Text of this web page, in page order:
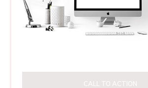
CALL TO ACTION